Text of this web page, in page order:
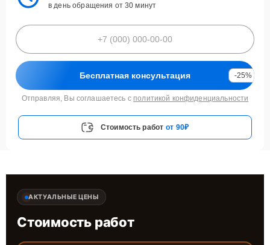
в день обращения от 30 минут
Бесплатная консультация -25%
Отправляя, Вы соглашаетесь с политикой конфиденциальности
Стоимость работ от 90₽
АКТУАЛЬНЫЕ ЦЕНЫ
Стоимость работ